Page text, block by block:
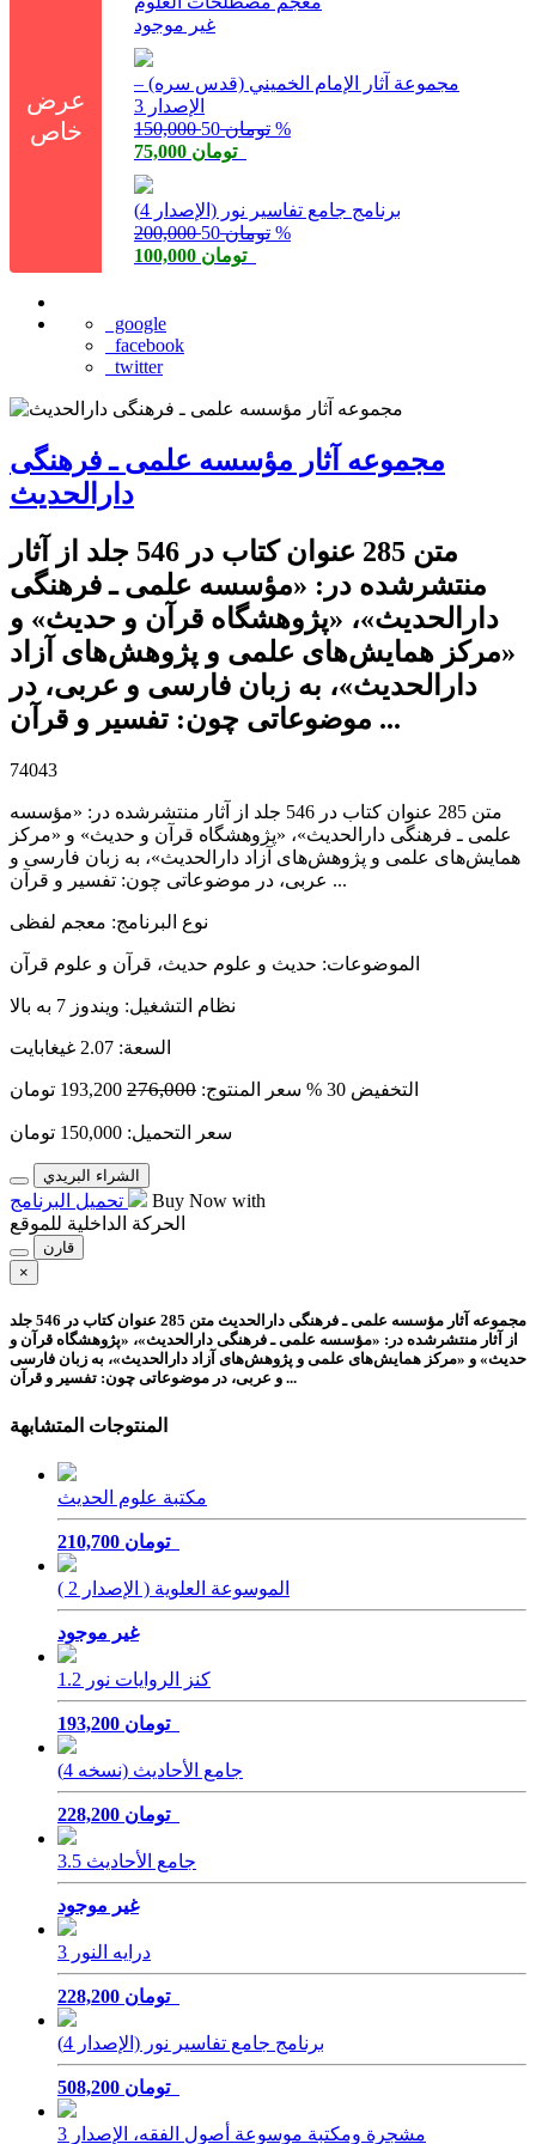
عرض
خاص
غير موجود
مجموعة آثار الإمام الخميني (قدس سره) –
الإصدار 3
150,000 تومان 50 %
75,000 تومان
برنامج جامع تفاسير نور (الإصدار 4)
200,000 تومان 50 %
100,000 تومان
google
facebook
twitter
مجموعه آثار مؤسسه علمی ـ فرهنگی
دارالحدیث
متن 285 عنوان کتاب در 546 جلد از آثار
منتشرشده در: «مؤسسه علمی ـ فرهنگی
دارالحدیث»، «پژوهشگاه قرآن و حدیث» و
«مرکز همایش‌های علمی و پژوهش‌های آزاد
دارالحدیث»، به زبان فارسی و عربی، در
موضوعاتی چون: تفسیر و قرآن ...
74043
متن 285 عنوان کتاب در 546 جلد از آثار منتشرشده در: «مؤسسه
علمی ـ فرهنگی دارالحدیث»، «پژوهشگاه قرآن و حدیث» و «مرکز
همایش‌های علمی و پژوهش‌های آزاد دارالحدیث»، به زبان فارسی و
عربی، در موضوعاتی چون: تفسیر و قرآن ...
نوع البرنامج: معجم لفظی
الموضوعات: حدیث و علوم حدیث، قرآن و علوم قرآن
نظام التشغیل: ویندوز 7 به بالا
السعة: 2.07 غيغابايت
التخفيض 30 % سعر المنتوج: 276,000
193,200 تومان
سعر التحميل: 150,000 تومان
الشراء البريدي
تحميل البرنامج
Buy Now with
الحركة الداخلية للموقع
قارن
×
مجموعه آثار مؤسسه علمی ـ فرهنگی دارالحدیث
متن 285 عنوان کتاب در 546 جلد
از آثار منتشرشده در: «مؤسسه علمی ـ فرهنگی دارالحدیث»، «پژوهشگاه قرآن و
حدیث» و «مرکز همایش‌های علمی و پژوهش‌های آزاد دارالحدیث»، به زبان فارسی
و عربی، در موضوعاتی چون: تفسیر و قرآن ...
المنتوجات المتشابهة
مكتبة علوم الحديث
210,700 تومان
الموسوعة العلوية ( الإصدار 2 )
غير موجود
كنز الروايات نور 1.2
193,200 تومان
جامع الأحادیث (نسخه 4)
228,200 تومان
جامع الأحاديث 3.5
غير موجود
درایه النور 3
228,200 تومان
برنامج جامع تفاسير نور (الإصدار 4)
508,200 تومان
مشجرة ومكتبة موسوعة أصول الفقه، الإصدار 3